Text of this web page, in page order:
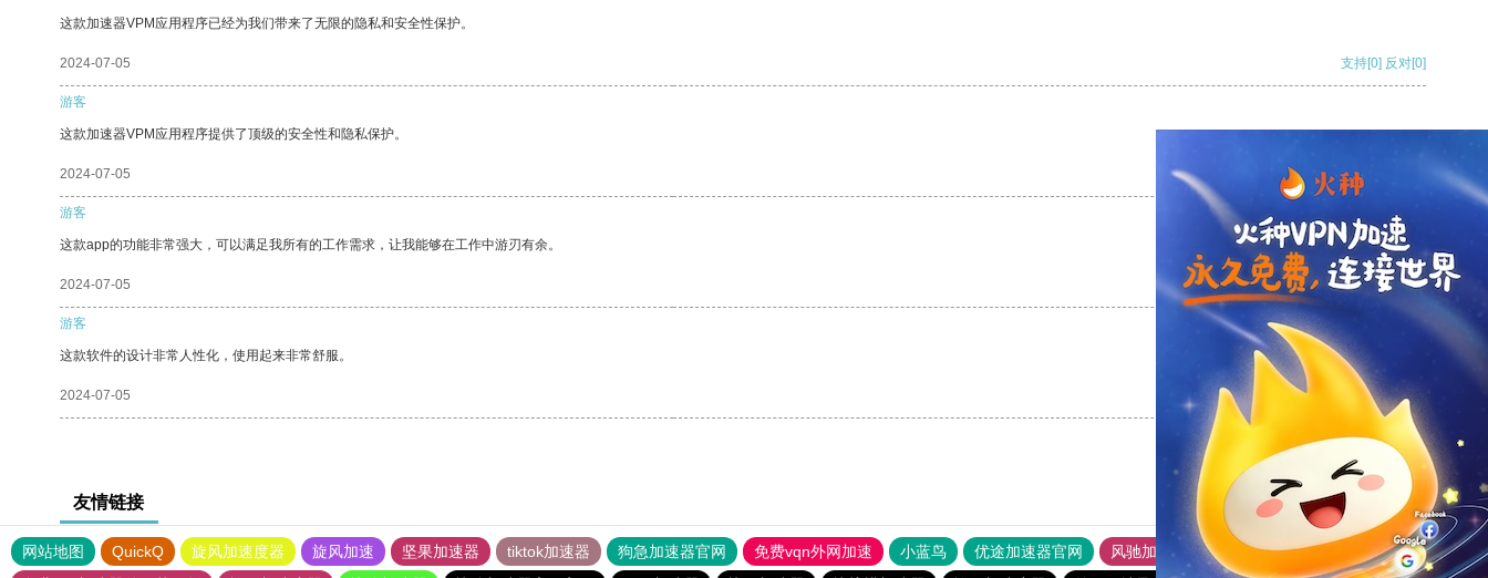
这款加速器VPM应用程序已经为我们带来了无限的隐私和安全性保护。
2024-07-05 支持[0] 反对[0]
游客
这款加速器VPM应用程序提供了顶级的安全性和隐私保护。
2024-07-05 支持
游客
这款app的功能非常强大，可以满足我所有的工作需求，让我能够在工作中游刃有余。
2024-07-05 支持[0] 反对[0]
游客
这款软件的设计非常人性化，使用起来非常舒服。
2024-07-05 支持[0] 反对[0]
友情链接
网站地图 QuickQ 旋风加速度器 旋风加速 坚果加速器 tiktok加速器 狗急加速器官网 免费vqn外网加速 小蓝鸟 优途加速器官网 风驰加速器
旋风加速器